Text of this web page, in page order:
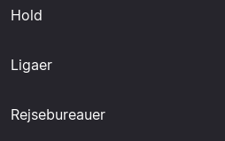
Hold
Ligaer
Rejsebureauer